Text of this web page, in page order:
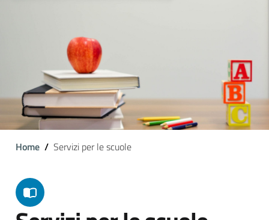
Home Servizi per le scuole